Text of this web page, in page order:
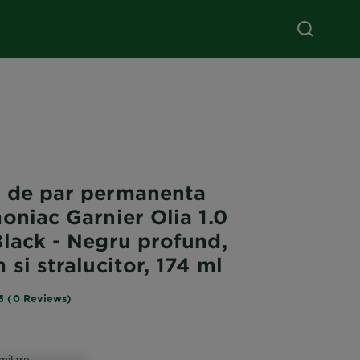
de par permanenta
Garnier Olia 1.0
- Negru profund,
si stralucitor, 174 ml
(0 Reviews)